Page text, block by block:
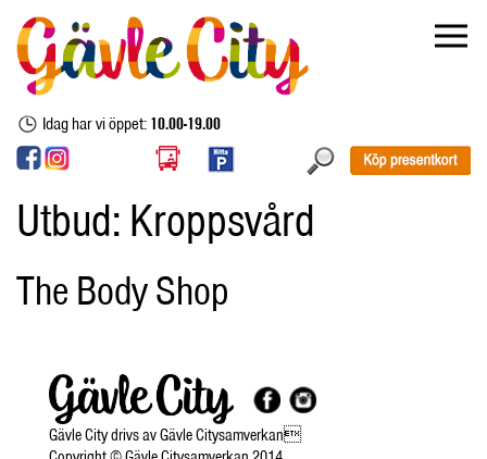
Idag har vi öppet:10.00-19.00
Utbud: Kroppsvård
The Body Shop
Gävle City drivs av Gävle Citysamverkan